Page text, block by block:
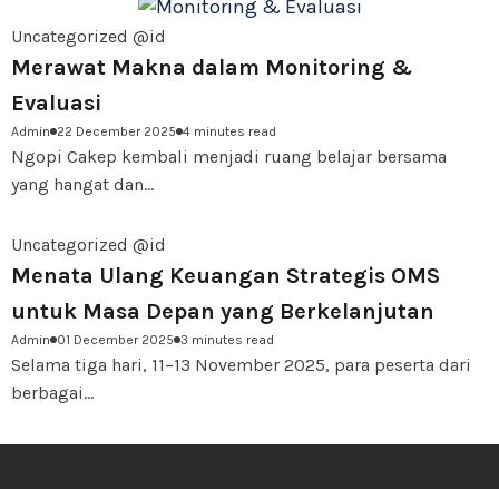
Uncategorized @id
Merawat Makna dalam Monitoring &
Evaluasi
Admin 22 December 2025 4 minutes read
Ngopi Cakep kembali menjadi ruang belajar bersama
yang hangat dan...
Uncategorized @id
Menata Ulang Keuangan Strategis OMS
untuk Masa Depan yang Berkelanjutan
Admin 01 December 2025 3 minutes read
Selama tiga hari, 11–13 November 2025, para peserta dari
berbagai...